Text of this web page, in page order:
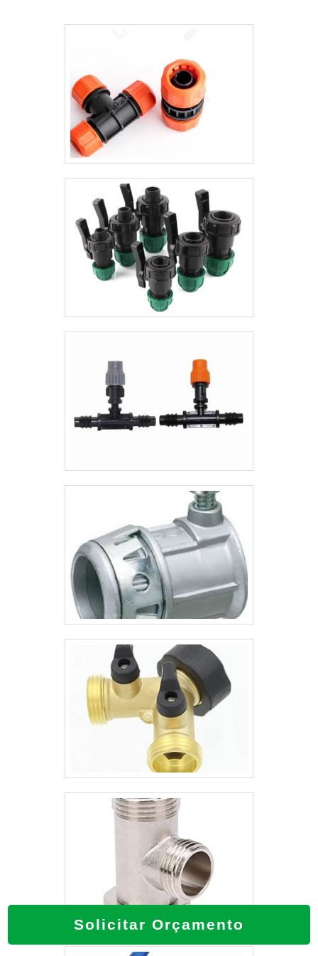
geração. Tudo isso, unido a um time de
equipe multidisciplinar de consultores
associados e colaboradores eficientes,
garante a melhor experiência para os
INFORMAÇÕES SOBRE SACO DE
Industriais foca seus recursos em oferecer
aos parceiros uma estrutura com escritório
de alta qualidade onde são realizadas as
atividades e estrutura suficiente para
atender todas as demandas, tudo para
oferecer saco de argamassa com
uma companhia demonstrar competência,
excelência e destaque em sua área de
atuação. A Valfluid Acessórios Industriais
se mostra referência por ter: Profissionais
com ampla experiência na área de
atuação; Atendimento personalizado;
Equipe constantemente treinada; Estoque
vasto para atender qualquer demanda em
curto prazo. Ainda tratando-se de saco de
que não tenham produtos e serviços com
ótima qualidade e proteção, detalhes
primordiais que são deixados de lado por
muitas empresas que não focam na
Acessórios Industriais é uma empresa que
preza pela segurança quando se trata de
empresas do segmento de válvulas, tubos,
conexões industriais e acessórios. O
objetivo é disponibilizar a satisfação da
venda à entrega final, com foco total na
qualidade.QUALIDADES E PONTOS FORTES
DA EMPRESAApenas na Valfluid Acessórios
Industriais existe variedade e qualidade
conexões industriais e acessórios. Os
clientes encontram itens como esguicho
de bronze e cotovelo galvanizado com
ótima qualidade e assertividade.A empresa
garante a satisfação dos clientes através
de um atendimento singular, por meio de
profissionais treinados e altamente
qualificados. A Valfluid Acessórios
Industriais é uma empresa que tem sido
preferência no segmento por toda
seriedade e qualidade, o que garante a
melhor experiência para parceiros novos e
Solicitar Orçamento